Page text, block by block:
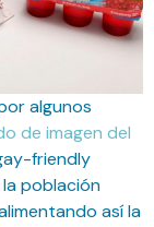
algunos
de imagen del
friendly
población
así la